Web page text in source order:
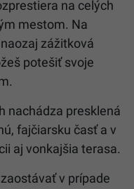
na celých
mestom. Na
zážitková
potešiť svoje
nachádza presklená
fajčiarsku časť a v
aj vonkajšia terasa.
v prípade